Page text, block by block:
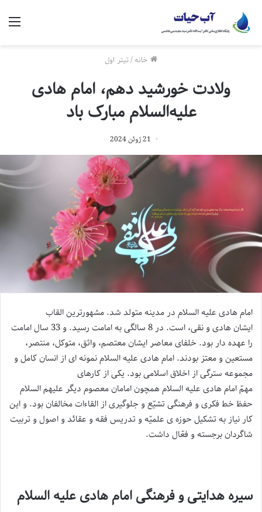
خانه/تیتر اول
ولادت خورشید دهم، امام هادی
علیه‌السلام مبارک باد
21 ژوئن 2024
امام هادی علیه السلام در مدینه متولد شد. مشهورترین القاب
ایشان هادی و نقی، است. در 8 سالگی به امامت رسید. و 33 سال امامت
را عهده دار بود. خلفای معاصر ایشان معتصم، واثق، متوکل، منتصر،
مستعین و معتز بودند. امام هادی علیه السلام نمونه ای از انسان کامل و
مجموعه سترگی از اخلاق اسلامی بود. یکی از کارهای
مهمّامام هادی علیه السلام همچونامامان معصوم دیگر علیهم السلام
حفظ خط فکری و فرهنگی تشیّع و جلوگیری از القاءات مخالفان بود. و این
کار نیاز به تشکیل حوزه ی علمیّه و تدریس فقه و عقائد و اصول و تربیت
شاگردان برجسته و فعّال داشت.
سیره هدایتی و فرهنگی امام هادی علیه السلام